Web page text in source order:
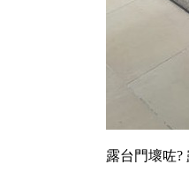
露台門壞咗?